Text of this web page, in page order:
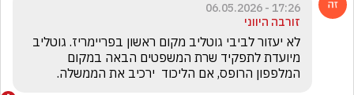
17:26 - 06.05.2026
זורבה היווני
המלפפון הרופס, אם הליכוד  ירכיב את הממשלה.